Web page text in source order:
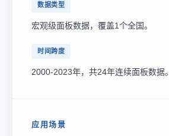
数据类型
宏观级面板数据，覆盖1个全国。
时间跨度
2000-2023年，共24年连续面板数据。
应用场景